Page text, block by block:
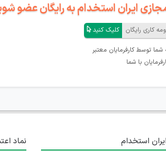
مجازی ایران استخدام به رایگان عضو
کاری رایگان کلیک کنید
توسط کارفرمایان معتبر
با شما
استخدام نماد